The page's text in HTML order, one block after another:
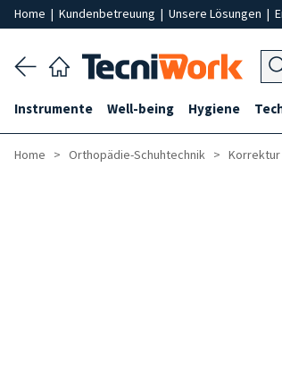
Home | Kundenbetreuung | Unsere Lösungen |
Instrumente Well-being Hygiene
Home Orthopädie-Schuhtechnik Korrektur